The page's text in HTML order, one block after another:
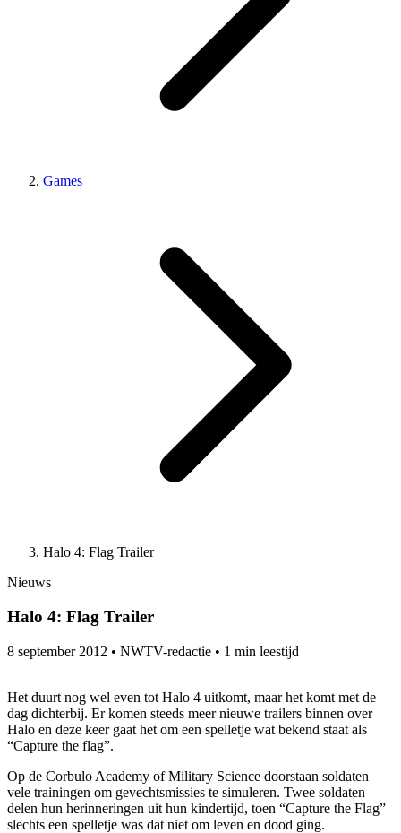
Games
Halo 4: Flag Trailer
Nieuws
Halo 4: Flag Trailer
8 september 2012 • NWTV-redactie • 1 min leestijd
Het duurt nog wel even tot Halo 4 uitkomt, maar het komt met de
dag dichterbij. Er komen steeds meer nieuwe trailers binnen over
Halo en deze keer gaat het om een spelletje wat bekend staat als
“Capture the flag”.
Op de Corbulo Academy of Military Science doorstaan soldaten
vele trainingen om gevechtsmissies te simuleren. Twee soldaten
delen hun herinneringen uit hun kindertijd, toen “Capture the Flag”
slechts een spelletje was dat niet om leven en dood ging.